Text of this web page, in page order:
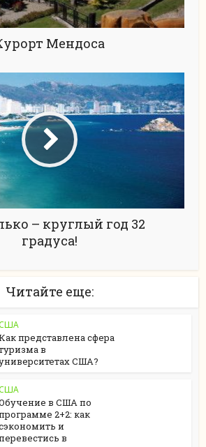
Мендоса
– круглый год 32
градуса!
Читайте еще:
США
представлена сфера
в
США?
США
в США по
2+2: как
и
в